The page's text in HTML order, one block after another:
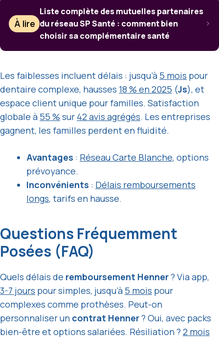
À lire
Liste complète des mutuelles partenaires
du réseau SP Santé : comment bien
choisir sa complémentaire santé
Les faiblesses incluent délais : jusqu’à 5 mois pour
dentaire complexe, hausses 18 % en 2025 (Js), et
espace client unique pour familles. Satisfaction
globale à 55 % sur 42 avis agrégés. Les entreprises
gagnent, les familles perdent en fluidité.
Avantages : Réseau Carte Blanche, options
prévoyance.
Inconvénients : Délais remboursements
longs, tarifs en hausse.
Questions Fréquemment
Posées (FAQ)
Quels délais de remboursement Henner? Via app,
3-7 jours pour simples, jusqu’à 5 mois pour
complexes comme prothèses. Peut-on
personnaliser un contrat Henner? Oui, avec packs
bien-être et options salariées. Résiliation ? 2 mois